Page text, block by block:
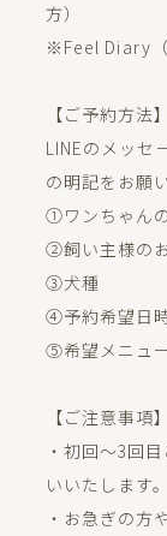
方）
※Feel Diary（
【ご予約方法】
LINEのメッセ
の明記をお願
①ワンちゃん
②飼い主様の
③犬種
④予約希望日
⑤希望メニュ
【ご注意事項】
・初回～3回
いいたします。
・お急ぎの方